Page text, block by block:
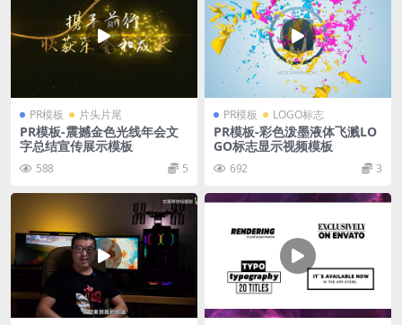
PR模板 片头片尾
PR模板-震撼金色光线年会文
字总结宣传展示模板
588 5
PR模板 LOGO标志
PR模板-彩色泼墨液体飞溅LO
GO标志显示视频模板
692 3